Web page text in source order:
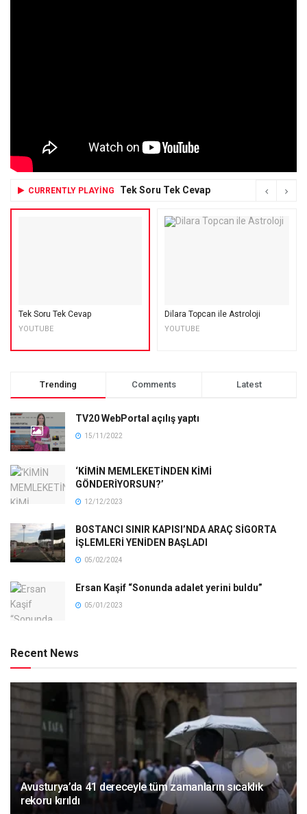
CURRENTLY PLAYING Tek Soru Tek Cevap
Tek Soru Tek Cevap
YOUTUBE
Dilara Topcan ile Astroloji
YOUTUBE
Trending Comments Latest
TV20 WebPortal açılış yaptı
15/11/2022
‘KİMİN MEMLEKETİNDEN KİMİ
GÖNDERİYORSUN?’
12/12/2023
BOSTANCI SINIR KAPISI’NDA ARAÇ SİGORTA
İŞLEMLERİ YENİDEN BAŞLADI
05/02/2024
Ersan Kaşif “Sonunda adalet yerini buldu”
05/01/2023
Recent News
Avusturya’da 41 dereceyle tüm zamanların sıcaklık
rekoru kırıldı